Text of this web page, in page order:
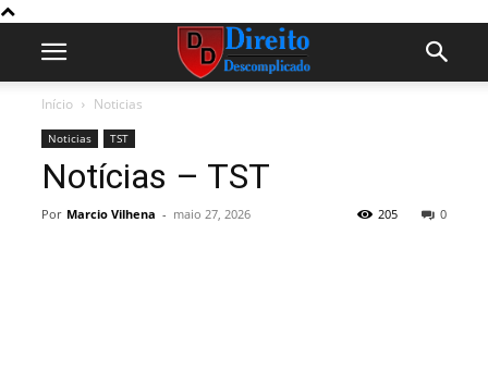
Início Noticias
Noticias TST
Notícias – TST
Por Marcio Vilhena - maio 27, 2026 0
205